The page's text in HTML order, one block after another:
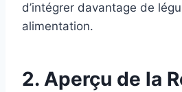
d’intégrer davantage de
alimentation.
2. Aperçu de la